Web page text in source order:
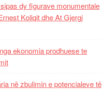
dy figurave monumentale
Koliqit dhe At Gjergj
ekonomia prodhuese te
në zbulimin e potencialeve të